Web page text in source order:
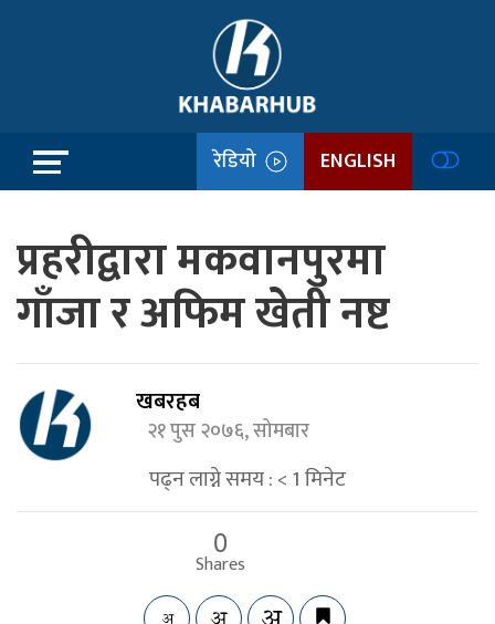
रेडियो ENGLISH
प्रहरीद्वारा मकवानपुरमा
गाँजा र अफिम खेती नष्ट
खबरहब
२१ पुस २०७६, सोमबार
पढ्न लाग्ने समय :< 1मिनेट
0
Shares